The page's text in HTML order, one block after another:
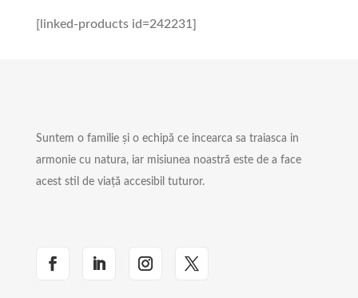
[linked-products id=242231]
Suntem o familie și o echipă ce incearca sa traiasca in
armonie cu natura, iar misiunea noastră este de a face
acest stil de viață accesibil tuturor.